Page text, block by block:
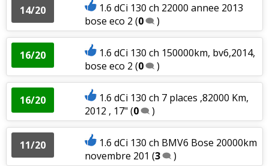
14/20
1.6 dCi 130 ch 22000 annee 2013
bose eco 2 (0 )
16/20
1.6 dCi 130 ch 150000km, bv6,2014,
bose eco 2 (0 )
16/20
1.6 dCi 130 ch 7 places ,82000 Km,
2012 , 17" (0 )
11/20
1.6 dCi 130 ch BMV6 Bose 20000km
novembre 201 (3 )